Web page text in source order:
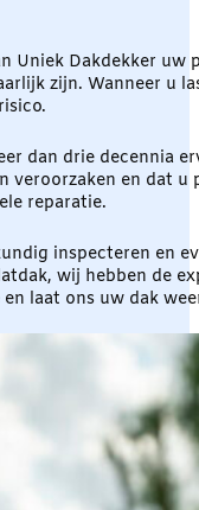
Uniek Dakdekker
zijn. Wanneer u
dan drie decennia
veroorzaken en dat
reparatie.
inspecteren en
wij hebben de
laat ons uw dak